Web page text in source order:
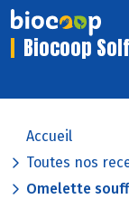
Biocoop
Accueil
Toutes nos
Omelette